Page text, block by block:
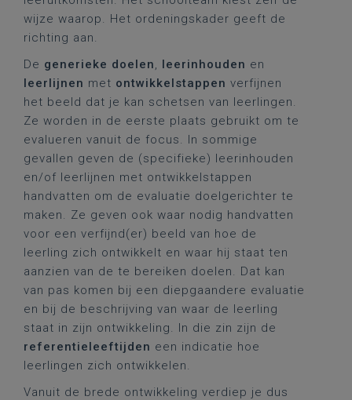
wijze waarop. Het ordeningskader geeft de
richting aan.
De generieke doelen, leerinhouden en
leerlijnen met ontwikkelstappen verfijnen
het beeld dat je kan schetsen van leerlingen.
Ze worden in de eerste plaats gebruikt om te
evalueren vanuit de focus. In sommige
gevallen geven de (specifieke) leerinhouden
en/of leerlijnen met ontwikkelstappen
handvatten om de evaluatie doelgerichter te
maken. Ze geven ook waar nodig handvatten
voor een verfijnd(er) beeld van hoe de
leerling zich ontwikkelt en waar hij staat ten
aanzien van de te bereiken doelen. Dat kan
van pas komen bij een diepgaandere evaluatie
en bij de beschrijving van waar de leerling
staat in zijn ontwikkeling. In die zin zijn de
referentieleeftijden een indicatie hoe
leerlingen zich ontwikkelen.
Vanuit de brede ontwikkeling verdiep je dus